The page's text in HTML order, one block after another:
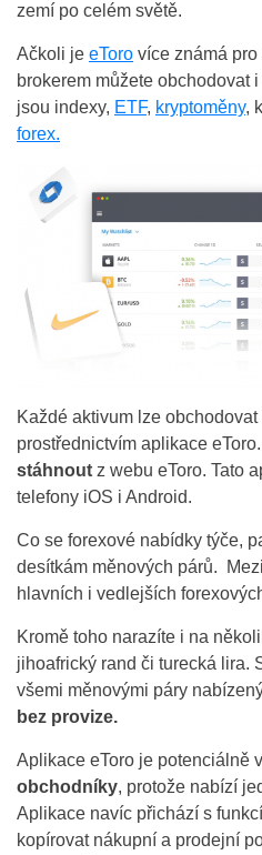
zemí po celém světě.
Ačkoli je eToro více známá
brokerem můžete obchodovat
jsou indexy, ETF, kryptoměny,
forex.
Každé aktivum lze
prostřednictvím aplikace
stáhnout z webu eToro. Tato
telefony iOS i Android.
Co se forexové nabídky týče,
desítkám měnových párů.
hlavních i vedlejších
Kromě toho narazíte i na
jihoafrický rand či turecká lira.
všemi měnovými páry
bez provize.
Aplikace eToro je potenciálně
obchodníky, protože nabízí
Aplikace navíc přichází s
kopírovat nákupní a prodejní